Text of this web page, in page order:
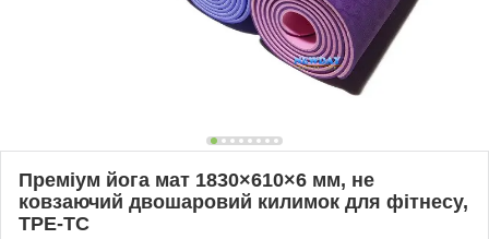
Преміум йога мат 1830×610×6 мм, не
ковзаючий двошаровий килимок для фітнесу,
TPE-ТС